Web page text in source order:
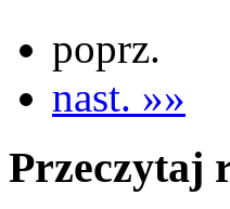
poprz.
nast. »»
Przeczytaj